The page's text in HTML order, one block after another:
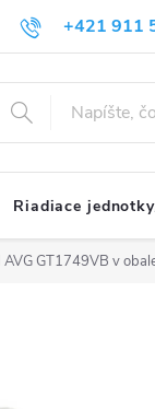
+421 911
GDPR
Riadiace
GT1749VB v